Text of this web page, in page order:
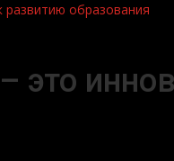
образования
это